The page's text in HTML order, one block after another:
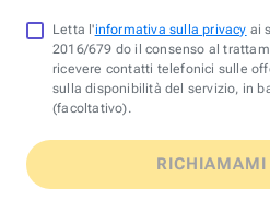
Letta l'informativa sulla privacy ai
2016/679 do il consenso al
ricevere contatti telefonici sulle
sulla disponibilità del servizio, in
(facoltativo).
RICHIAMAMI